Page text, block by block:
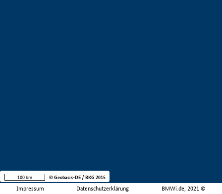
Impressum Datenschutzerklärung BMWi.de, 2021 ©
100 km © Geobasis-DE / BKG 2015